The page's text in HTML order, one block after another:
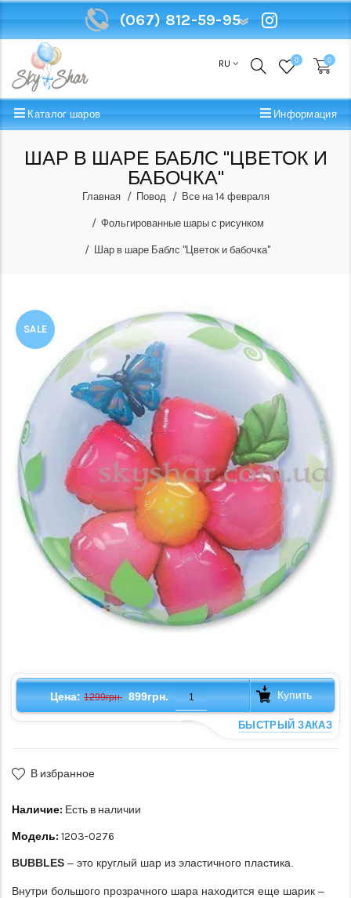
(067) 812-59-95
RU 0 0
Каталог шаров Информация
ШАР В ШАРЕ БАБЛС "ЦВЕТОК И
БАБОЧКА"
Главная Повод Все на 14 февраля
Фольгированные шары с рисунком
Шар в шаре Баблс "Цветок и бабочка"
SALE
Цена: 1299грн. 899грн. Купить
БЫСТРЫЙ ЗАКАЗ
В избранное
Наличие: Есть в наличии
Модель: 1203-0276
BUBBLES – это круглый шар из эластичного пластика.
Внутри большого прозрачного шара находится еще шарик –